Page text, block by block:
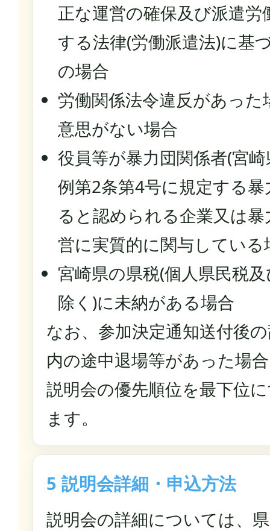
正な運営の確保及び派遣労
する法律(労働派遣法)に基
の場合
労働関係法令違反があっ
意思がない場合
役員等が暴力団関係者(宮
例第2条第4号に規定する
ると認められる企業又は
営に実質的に関与している
宮崎県の県税(個人県民税
除く)に未納がある場合
なお、参加決定通知送付後
内の途中退場等があった場
説明会の優先順位を最下位
ます。
5 説明会詳細・申込方法
説明会の詳細については、